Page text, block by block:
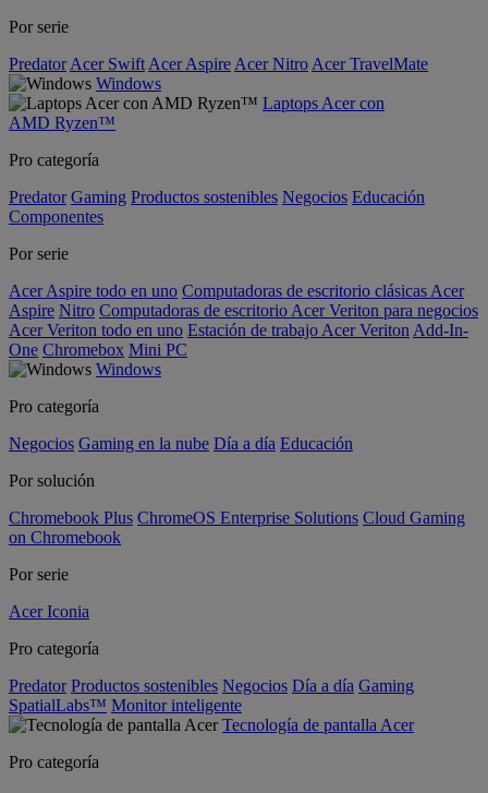
Por serie
Predator Acer Swift Acer Aspire Acer Nitro Acer TravelMate
Windows
Laptops Acer con
AMD Ryzen™
Pro categoría
Predator Gaming Productos sostenibles Negocios Educación
Componentes
Por serie
Acer Aspire todo en uno Computadoras de escritorio clásicas Acer
Aspire Nitro Computadoras de escritorio Acer Veriton para negocios
Acer Veriton todo en uno Estación de trabajo Acer Veriton Add-In-
One Chromebox Mini PC
Windows
Pro categoría
Negocios Gaming en la nube Día a día Educación
Por solución
Chromebook Plus ChromeOS Enterprise Solutions Cloud Gaming
on Chromebook
Por serie
Acer Iconia
Pro categoría
Predator Productos sostenibles Negocios Día a día Gaming
SpatialLabs™ Monitor inteligente
Tecnología de pantalla Acer
Pro categoría